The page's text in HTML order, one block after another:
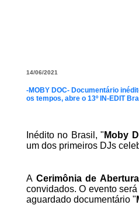
14/06/2021
-MOBY DOC- Documentário
os tempos, abre o 13º IN-EDIT
Inédito no Brasil, " Moby
um dos primeiros DJs
A Cerimônia de Abertura
convidados. O evento
aguardado documentário "